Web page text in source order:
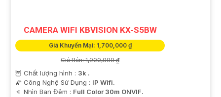
CAMERA WIFI KBVISION KX-S5BW
Giá Khuyến Mại: 1,700,000 ₫
Giá Bán: 1,900,000 ₫
🦉 Chất lượng hình : 3k .
🌠 Công Nghệ Sử Dụng : IP Wifi.
🔅 Nhìn Ban Đêm : Full Color 30m ONVIF.